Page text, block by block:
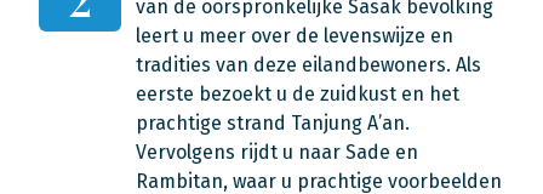
van de oorspronkelijke Sasak bevolking
leert u meer over de levenswijze en
tradities van deze eilandbewoners. Als
eerste bezoekt u de zuidkust en het
prachtige strand Tanjung A’an.
Vervolgens rijdt u naar Sade en
Rambitan, waar u prachtige voorbeelden